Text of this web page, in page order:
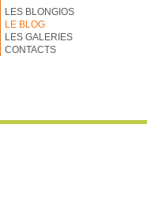
LES BLONGIOS
LE BLOG
LES GALERIES
CONTACTS